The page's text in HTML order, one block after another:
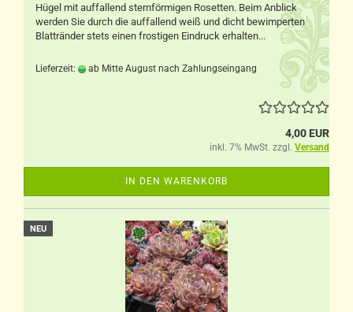
Hügel mit auffallend sternförmigen Rosetten. Beim Anblick
werden Sie durch die auffallend weiß und dicht bewimperten
Blattränder stets einen frostigen Eindruck erhalten...
Lieferzeit: ab Mitte August nach Zahlungseingang
4,00 EUR
inkl. 7% MwSt. zzgl. Versand
IN DEN WARENKORB
NEU